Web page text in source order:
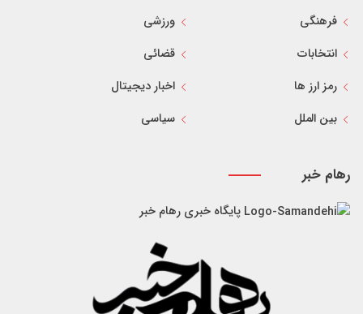
فرهنگی
ورزشی
انتخابات
قضائی
رمز ارز ها
اخبار دیجیتال
بین الملل
سیاسی
رهام خبر
پایگاه خبری رهام خبر